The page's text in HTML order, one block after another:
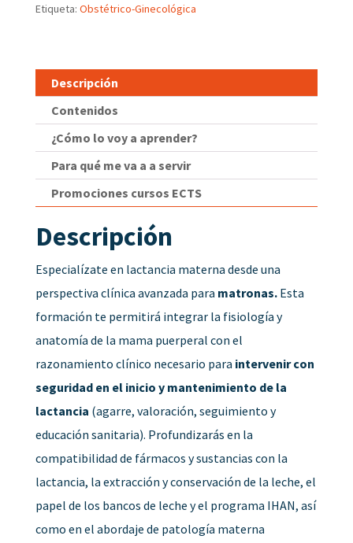
Etiqueta: Obstétrico-Ginecológica
Descripción
Contenidos
¿Cómo lo voy a aprender?
Para qué me va a a servir
Promociones cursos ECTS
Descripción
Especialízate en lactancia materna desde una
perspectiva clínica avanzada para matronas.Esta
formación te permitirá integrar la fisiología y
anatomía de la mama puerperal con el
razonamiento clínico necesario para intervenir con
seguridad en el inicio y mantenimiento de la
lactancia (agarre, valoración, seguimiento y
educación sanitaria). Profundizarás en la
compatibilidad de fármacos y sustancias con la
lactancia, la extracción y conservación de la leche, el
papel de los bancos de leche y el programa IHAN, así
como en el abordaje de patología materna